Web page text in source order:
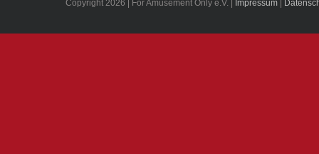
Copyright 2026 | For Amusement Only e.V. | Impressum